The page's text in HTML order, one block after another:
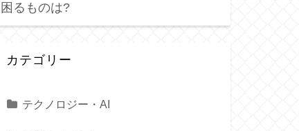
困るものは?
カテゴリー
テクノロジー・AI